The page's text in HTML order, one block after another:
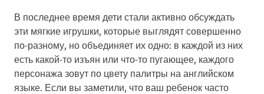
В последнее время дети стали активно обсуждать
эти мягкие игрушки, которые выглядят совершенно
по-разному, но объединяет их одно: в каждой из них
есть какой-то изъян или что-то пугающее, каждого
персонажа зовут по цвету палитры на английском
языке. Если вы заметили, что ваш ребенок часто